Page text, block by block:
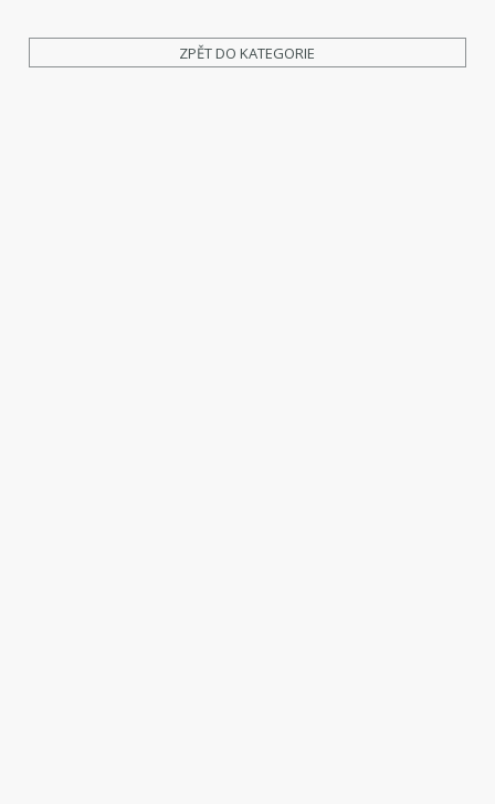
ZPĚT DO KATEGORIE